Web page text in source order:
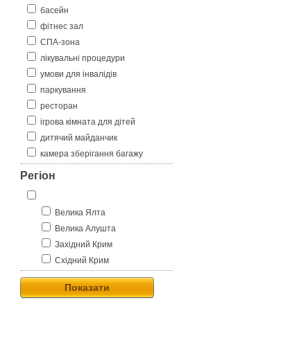
басейн
фітнес зал
СПА-зона
лікувальні процедури
умови для інвалідів
паркування
ресторан
ігрова кімната для дітей
дитячий майданчик
камера зберігання багажу
Регіон
Велика Ялта
Велика Алушта
Західний Крим
Східний Крим
Показати